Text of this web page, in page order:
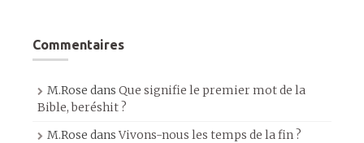
Commentaires
M.Rose dans Que signifie le premier mot de la
Bible, beréshit ?
M.Rose dansVivons-nous les temps de la fin ?